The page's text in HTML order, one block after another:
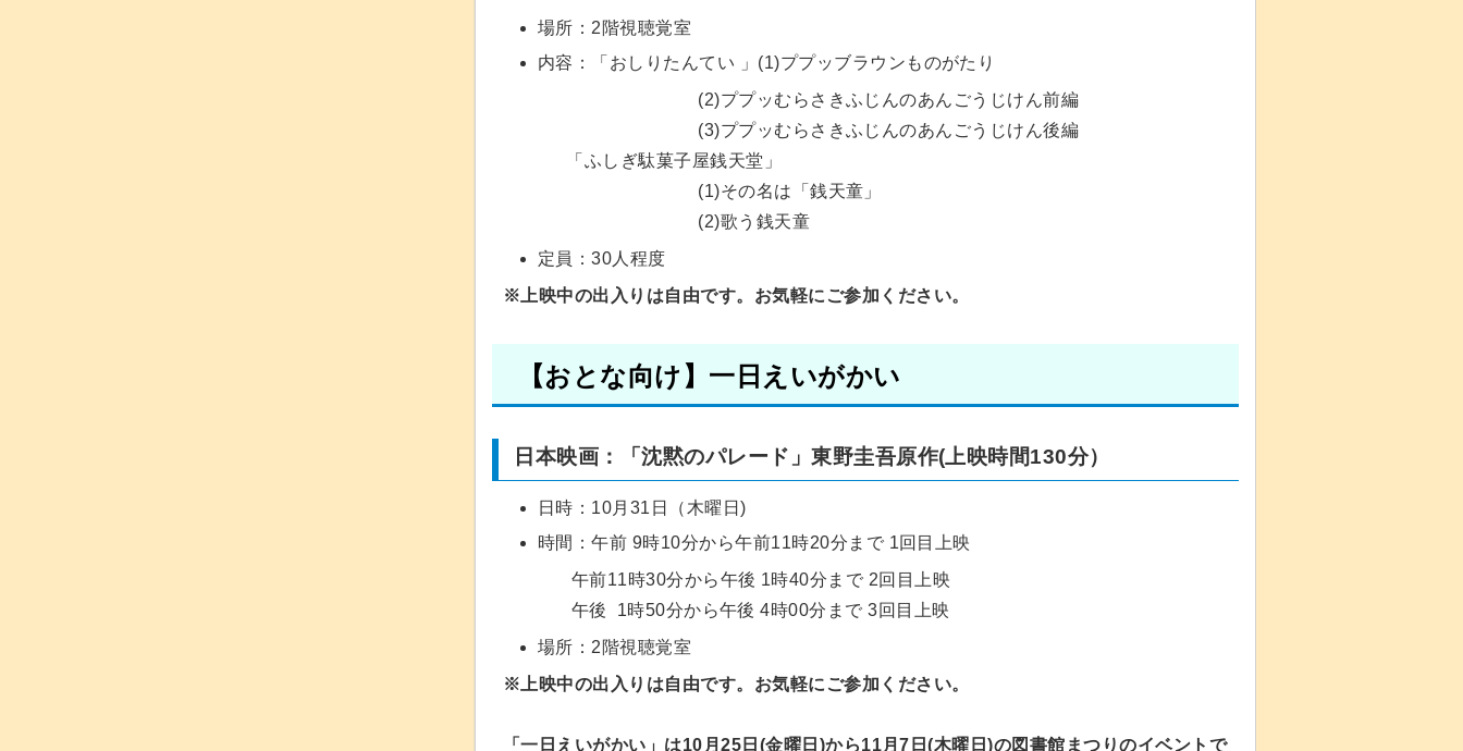
場所：2階視聴覚室
内容：「おしりたんてい 」(1)ププッブラウンものがたり
(2)ププッむらさきふじんのあんごうじけん前編
(3)ププッむらさきふじんのあんごうじけん後編
「ふしぎ駄菓子屋銭天堂」
(1)その名は「銭天童」
(2)歌う銭天童
定員：30人程度
※上映中の出入りは自由です。お気軽にご参加ください。
【おとな向け】一日えいがかい
日本映画：「沈黙のパレード」東野圭吾原作(上映時間130分）
日時：10月31日（木曜日)
時間：午前 9時10分から午前11時20分まで 1回目上映
午前11時30分から午後 1時40分まで 2回目上映
午後 1時50分から午後 4時00分まで 3回目上映
場所：2階視聴覚室
※上映中の出入りは自由です。お気軽にご参加ください。
「一日えいがかい」は10月25日(金曜日)から11月7日(木曜日)の図書館まつりのイベントで